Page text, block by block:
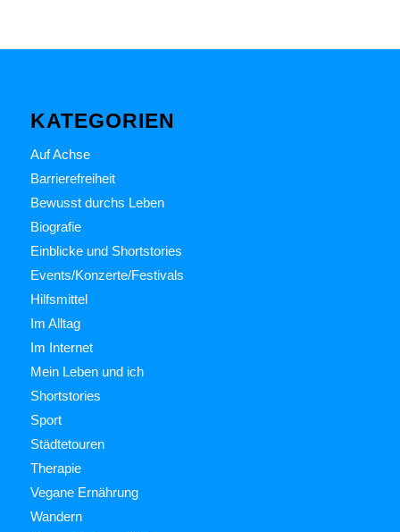
KATEGORIEN
Auf Achse
Barrierefreiheit
Bewusst durchs Leben
Biografie
Einblicke und Shortstories
Events/Konzerte/Festivals
Hilfsmittel
Im Alltag
Im Internet
Mein Leben und ich
Shortstories
Sport
Städtetouren
Therapie
Vegane Ernährung
Wandern